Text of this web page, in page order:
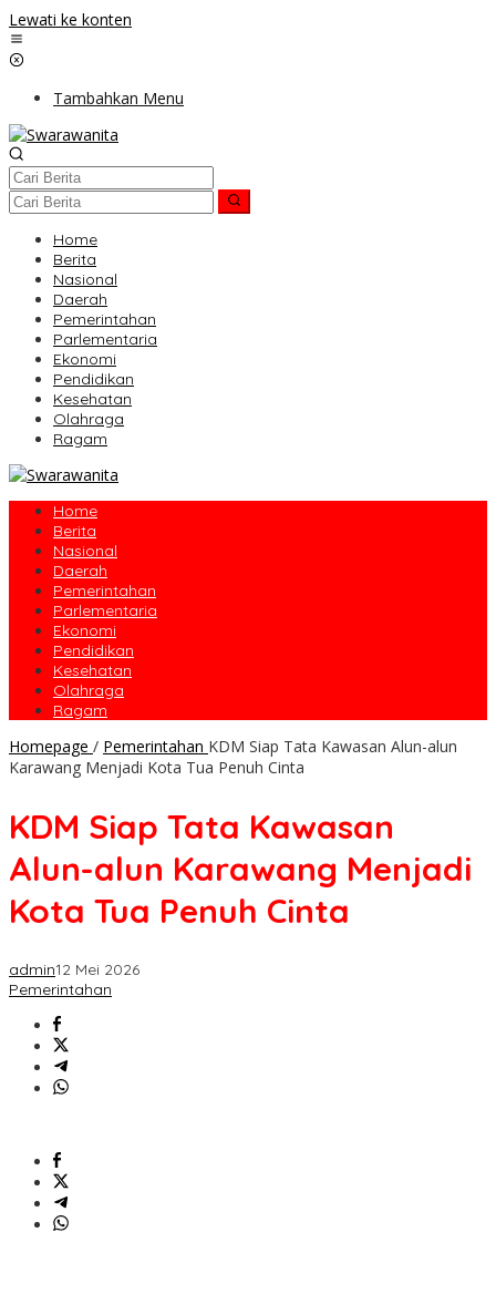
Lewati ke konten
Tambahkan Menu
Home
Berita
Nasional
Daerah
Pemerintahan
Parlementaria
Ekonomi
Pendidikan
Kesehatan
Olahraga
Ragam
Home
Berita
Nasional
Daerah
Pemerintahan
Parlementaria
Ekonomi
Pendidikan
Kesehatan
Olahraga
Ragam
Homepage / Pemerintahan KDM Siap Tata Kawasan Alun-alun
Karawang Menjadi Kota Tua Penuh Cinta
KDM Siap Tata Kawasan
Alun-alun Karawang Menjadi
Kota Tua Penuh Cinta
admin12 Mei 2026
Pemerintahan